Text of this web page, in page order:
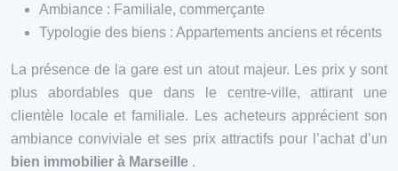
Ambiance : Familiale, commerçante
Typologie des biens : Appartements anciens et récents
La présence de la gare est un atout majeur. Les prix y sont
plus abordables que dans le centre-ville, attirant une
clientèle locale et familiale. Les acheteurs apprécient son
ambiance conviviale et ses prix attractifs pour l’achat d’un
bien immobilier à Marseille .